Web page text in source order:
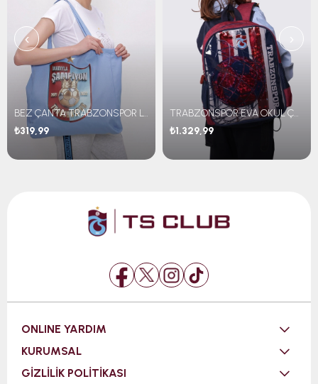
BEZ ÇANTA TRABZONSPOR LOGOLU
₺319,99
TRABZONSPOR EVA OKUL ÇANTASI
₺1.329,99
‹ ›
ONLINE YARDIM
KURUMSAL
GİZLİLİK POLİTİKASI